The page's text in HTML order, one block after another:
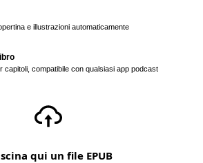
e illustrazioni automaticamente
capitoli, compatibile con qualsiasi app podcast
qui un file EPUB